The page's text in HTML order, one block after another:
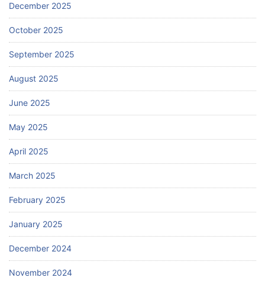
December 2025
October 2025
September 2025
August 2025
June 2025
May 2025
April 2025
March 2025
February 2025
January 2025
December 2024
November 2024